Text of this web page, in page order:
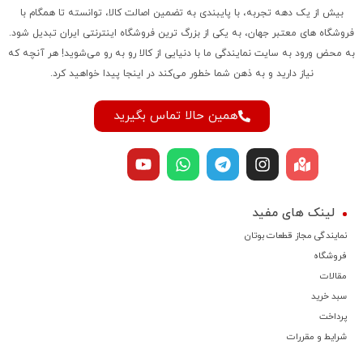
بیش از یک دهه تجربه، با پایبندی به تضمین اصالت کالا، توانسته تا همگام با
فروشگاه‌ های معتبر جهان، به یکی از بزرگ‌ ترین فروشگاه اینترنتی ایران تبدیل شود.
به محض ورود به سایت نمایندگی ما با دنیایی از کالا رو به رو می‌شوید! هر آنچه که
نیاز دارید و به ذهن شما خطور می‌کند در اینجا پیدا خواهید کرد.
همین حالا تماس بگیرید
لینک های مفید
نمایندگی مجاز قطعات بوتان
فروشگاه
مقالات
سبد خرید
پرداخت
شرایط و مقررات